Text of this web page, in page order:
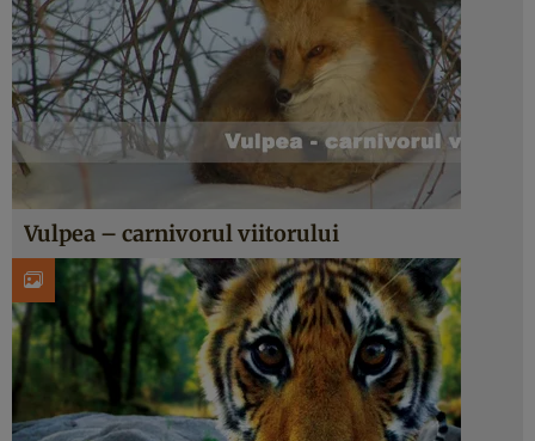
Vulpea – carnivorul viitorului